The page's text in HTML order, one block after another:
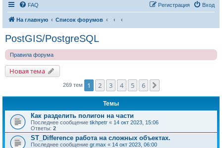
FAQ Вход
Регистрация
На главную Список форумов
PostGIS/PostgreSQL
Правила форума
Новая тема
269 тем 1 2 3 4 5 6
Темы
Как разделить полигон на части
Последнее сообщение tikhpetr « 14 окт 2023, 15:06
Ответы: 2
ST_Difference работа на сложных объектах.
Последнее сообщение gr.max « 14 окт 2023, 06:00